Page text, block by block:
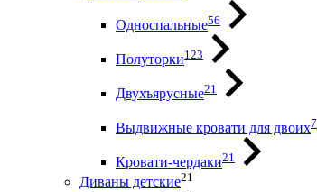
Односпальные56
Полуторки123
Двухъярусные21
Выдвижные кровати для двоих7
Кровати-чердаки21
Диваны детские21